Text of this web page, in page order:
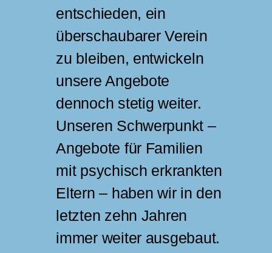
entschieden, ein
überschaubarer Verein
zu bleiben, entwickeln
unsere Angebote
dennoch stetig weiter.
Unseren Schwerpunkt –
Angebote für Familien
mit psychisch erkrankten
Eltern – haben wir in den
letzten zehn Jahren
immer weiter ausgebaut.